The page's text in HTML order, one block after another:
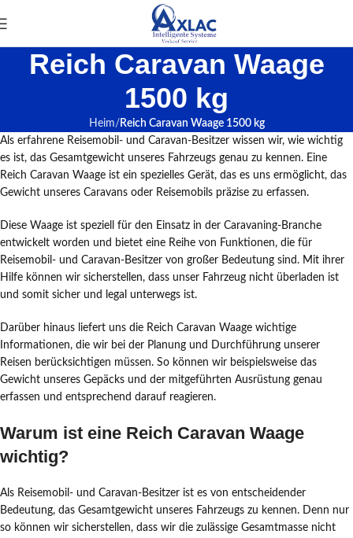
Reich Caravan Waage
1500 kg
Heim
Reich Caravan Waage 1500 kg
Als erfahrene Reisemobil- und Caravan-Besitzer wissen wir, wie wichtig
es ist, das Gesamtgewicht unseres Fahrzeugs genau zu kennen. Eine
Reich Caravan Waage ist ein spezielles Gerät, das es uns ermöglicht, das
Gewicht unseres Caravans oder Reisemobils präzise zu erfassen.
Diese Waage ist speziell für den Einsatz in der Caravaning-Branche
entwickelt worden und bietet eine Reihe von Funktionen, die für
Reisemobil- und Caravan-Besitzer von großer Bedeutung sind. Mit ihrer
Hilfe können wir sicherstellen, dass unser Fahrzeug nicht überladen ist
und somit sicher und legal unterwegs ist.
Darüber hinaus liefert uns die Reich Caravan Waage wichtige
Informationen, die wir bei der Planung und Durchführung unserer
Reisen berücksichtigen müssen. So können wir beispielsweise das
Gewicht unseres Gepäcks und der mitgeführten Ausrüstung genau
erfassen und entsprechend darauf reagieren.
Warum ist eine Reich Caravan Waage
wichtig?
Als Reisemobil- und Caravan-Besitzer ist es von entscheidender
Bedeutung, das Gesamtgewicht unseres Fahrzeugs zu kennen. Denn nur
so können wir sicherstellen, dass wir die zulässige Gesamtmasse nicht